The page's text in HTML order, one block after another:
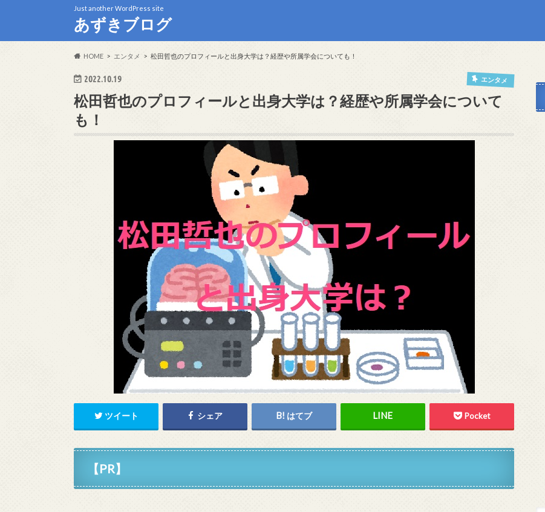
Just another WordPress site
あずきブログ
HOME エンタメ 松田哲也のプロフィールと出身大学は？経歴や所属学会についても！
2022.10.19 エンタメ
松田哲也のプロフィールと出身大学は？経歴や所属学会について
も！
ツイート シェア はてブ Pocket
【PR】